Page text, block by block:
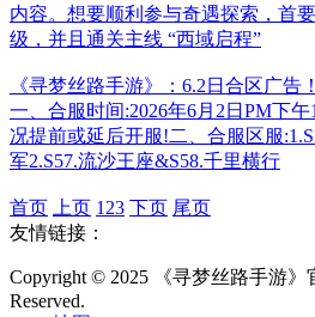
内容。想要顺利参与奇遇探索，首
级，并且通关主线 “西域启程”
《寻梦丝路手游》：6.2日合区广告！
一、合服时间:2026年6月2日PM下
况提前或延后开服!二、合服区服
军2.S57.流沙王座&S58.千里横行
首页 上页 1 23 下页 尾页
友情链接：
Copyright © 2025 《寻梦丝路手游》
Reserved.